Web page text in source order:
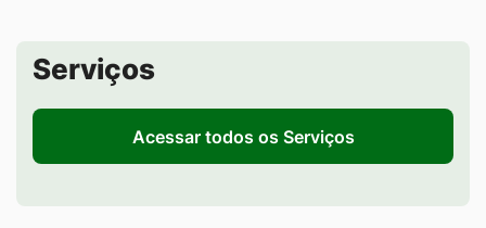
Seção de Serviços
Serviços
Acessar todos os Serviços